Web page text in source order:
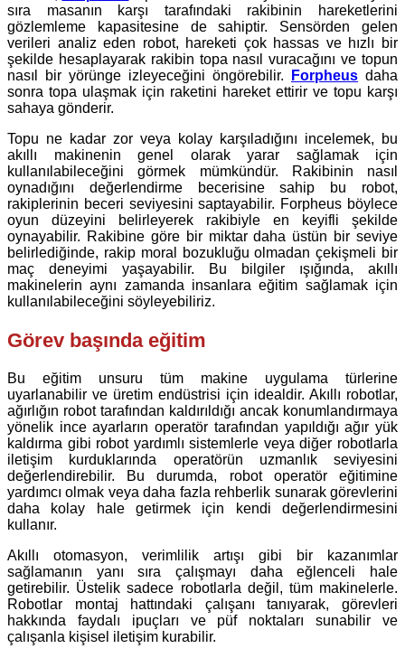
sıra masanın karşı tarafındaki rakibinin hareketlerini
gözlemleme kapasitesine de sahiptir. Sensörden gelen
verileri analiz eden robot, hareketi çok hassas ve hızlı bir
şekilde hesaplayarak rakibin topa nasıl vuracağını ve topun
nasıl bir yörünge izleyeceğini öngörebilir.
Forpheus daha
sonra topa ulaşmak için raketini hareket ettirir ve topu karşı
sahaya gönderir.
Topu ne kadar zor veya kolay karşıladığını incelemek, bu
akıllı makinenin genel olarak yarar sağlamak için
kullanılabileceğini görmek mümkündür. Rakibinin nasıl
oynadığını değerlendirme becerisine sahip bu robot,
rakiplerinin beceri seviyesini saptayabilir. Forpheus böylece
oyun düzeyini belirleyerek rakibiyle en keyifli şekilde
oynayabilir. Rakibine göre bir miktar daha üstün bir seviye
belirlediğinde, rakip moral bozukluğu olmadan çekişmeli bir
maç deneyimi yaşayabilir. Bu bilgiler ışığında, akıllı
makinelerin aynı zamanda insanlara eğitim sağlamak için
kullanılabileceğini söyleyebiliriz.
Görev başında eğitim
Bu eğitim unsuru tüm makine uygulama türlerine
uyarlanabilir ve üretim endüstrisi için idealdir. Akıllı robotlar,
ağırlığın robot tarafından kaldırıldığı ancak konumlandırmaya
yönelik ince ayarların operatör tarafından yapıldığı ağır yük
kaldırma gibi robot yardımlı sistemlerle veya diğer robotlarla
iletişim kurduklarında operatörün uzmanlık seviyesini
değerlendirebilir. Bu durumda, robot operatör eğitimine
yardımcı olmak veya daha fazla rehberlik sunarak görevlerini
daha kolay hale getirmek için kendi değerlendirmesini
kullanır.
Akıllı otomasyon, verimlilik artışı gibi bir kazanımlar
sağlamanın yanı sıra çalışmayı daha eğlenceli hale
getirebilir. Üstelik sadece robotlarla değil, tüm makinelerle.
Robotlar montaj hattındaki çalışanı tanıyarak, görevleri
hakkında faydalı ipuçları ve püf noktaları sunabilir ve
çalışanla kişisel iletişim kurabilir.